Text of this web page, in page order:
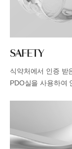
SAFETY
식약처에서 인증 받
PDO실을사용하여